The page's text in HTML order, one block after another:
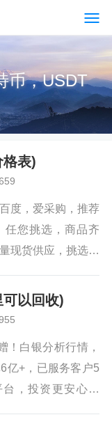
币，USDT
格表)
度，爱采购，推荐
任您挑选，商品齐
现货供应，挑选业
以回收)
！白银分析行情，
亿+，已服务客户5
，投资更安心。